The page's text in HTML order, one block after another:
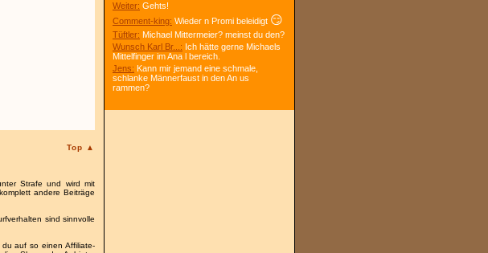
Top ▲
Strafe und wird mit
andere Beiträge
sind sinnvolle
auf so einen Affiliate-
Weiter: Gehts!
Comment-king: Wieder n Promi beleidigt 😏
Tüftler: Michael Mittermeier? meinst du den?
Wunsch Karl Br...: Ich hätte gerne Michaels
Mittelfinger im Ana l bereich.
Jens: Kann mir jemand eine schmale,
schlanke Männerfaust in den An us
rammen?